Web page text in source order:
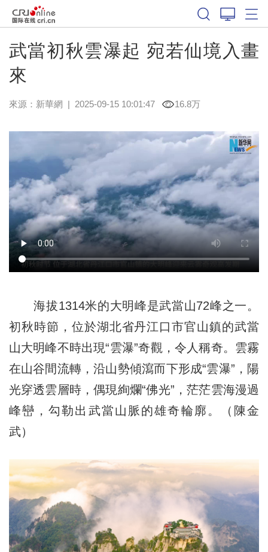
武當初秋雲瀑起 宛若仙境入畫
來
來源： 新華網 | 2025-09-15 10:01:47 16.8万
海拔1314米的大明峰是武當山72峰之一。
初秋時節，位於湖北省丹江口市官山鎮的武當
山大明峰不時出現“雲瀑”奇觀，令人稱奇。雲霧
在山谷間流轉，沿山勢傾瀉而下形成“雲瀑”，陽
光穿透雲層時，偶現絢爛“佛光”，茫茫雲海漫過
峰巒，勾勒出武當山脈的雄奇輪廓。（陳金
武）